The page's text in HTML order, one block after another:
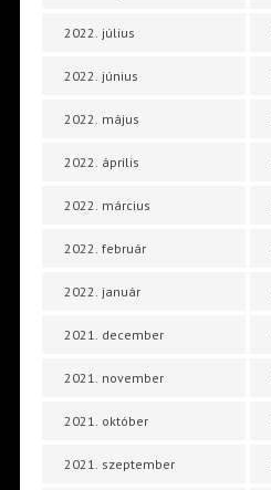
2022. július
2022. június
2022. május
2022. április
2022. március
2022. február
2022. január
2021. december
2021. november
2021. október
2021. szeptember